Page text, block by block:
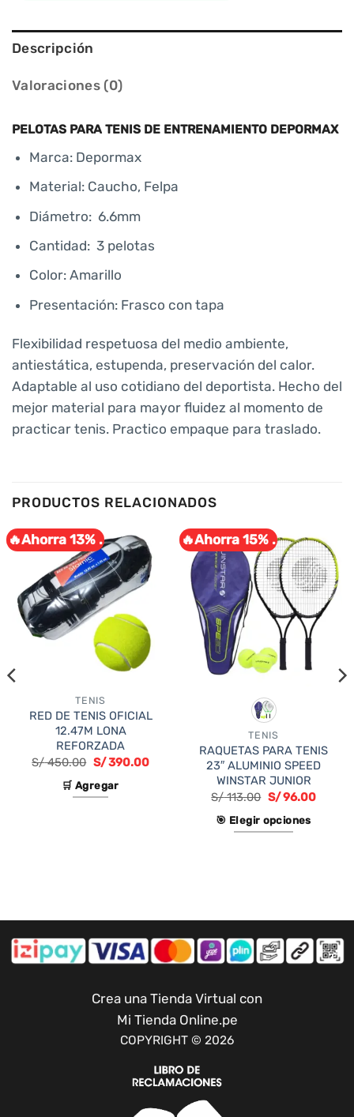
Descripción
Valoraciones (0)
PELOTAS PARA TENIS DE ENTRENAMIENTO DEPORMAX
Marca: Depormax
Material: Caucho, Felpa
Diámetro: 6.6mm
Cantidad: 3 pelotas
Color: Amarillo
Presentación: Frasco con tapa
Flexibilidad respetuosa del medio ambiente,
antiestática, estupenda, preservación del calor.
Adaptable al uso cotidiano del deportista. Hecho del
mejor material para mayor fluidez al momento de
practicar tenis. Practico empaque para traslado.
PRODUCTOS RELACIONADOS
🔥Ahorra 13% .
TENIS
RED DE TENIS OFICIAL
12.47M LONA
REFORZADA
S/450.00 El
precio
original
era:
S/390.00El
🛒 Agregar
🔥Ahorra 15% .
TENIS
RAQUETAS PARA TENIS
23″ ALUMINIO SPEED
WINSTAR JUNIOR
S/113.00 S/96.00
🎯 Elegir opciones
opciones
se
Crea una Tienda Virtual con
Mi Tienda Online.pe
COPYRIGHT © 2026